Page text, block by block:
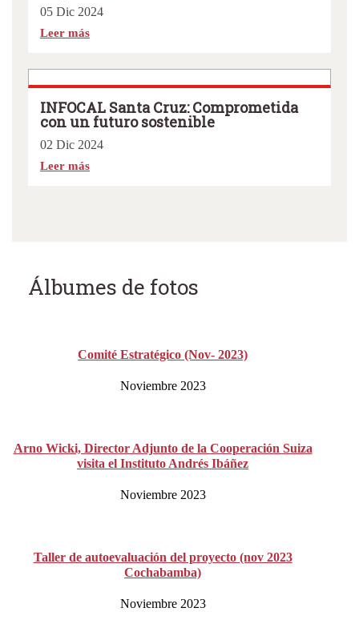
05 Dic 2024
Leer más
INFOCAL Santa Cruz: Comprometida
con un futuro sostenible
02 Dic 2024
Leer más
Álbumes de fotos
Comité Estratégico (Nov- 2023)
Noviembre 2023
Arno Wicki, Director Adjunto de la Cooperación Suiza
visita el Instituto Andrés Ibáñez
Noviembre 2023
Taller de autoevaluación del proyecto (nov 2023
Cochabamba)
Noviembre 2023